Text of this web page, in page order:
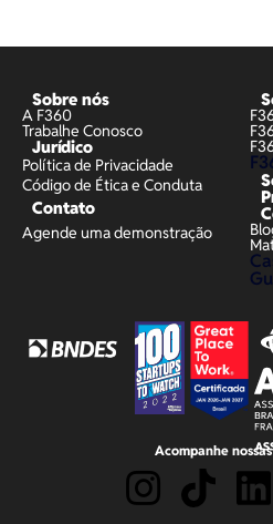
Sobre nós
A F360
Trabalhe Conosco
Jurídico
Política de Privacidade
Código de Ética e Conduta
Contato
Agende uma demonstração
Acompanhe